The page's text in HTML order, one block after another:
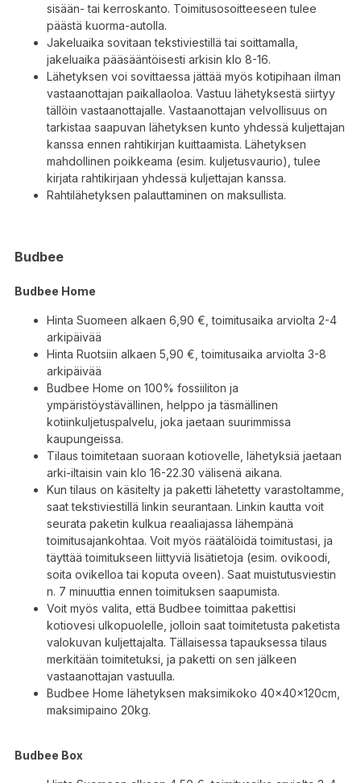
sisään- tai kerroskanto. Toimitusosoitteeseen tulee
päästä kuorma-autolla.
Jakeluaika sovitaan tekstiviestillä tai soittamalla,
jakeluaika pääsääntöisesti arkisin klo 8-16.
Lähetyksen voi sovittaessa jättää myös kotipihaan ilman
vastaanottajan paikallaoloa. Vastuu lähetyksestä siirtyy
tällöin vastaanottajalle. Vastaanottajan velvollisuus on
tarkistaa saapuvan lähetyksen kunto yhdessä kuljettajan
kanssa ennen rahtikirjan kuittaamista. Lähetyksen
mahdollinen poikkeama (esim. kuljetusvaurio), tulee
kirjata rahtikirjaan yhdessä kuljettajan kanssa.
Rahtilähetyksen palauttaminen on maksullista.
Budbee
Budbee Home
Hinta Suomeen alkaen 6,90 €, toimitusaika arviolta 2-4
arkipäivää
Hinta Ruotsiin alkaen 5,90 €, toimitusaika arviolta 3-8
arkipäivää
Budbee Home on 100% fossiiliton ja
ympäristöystävällinen, helppo ja täsmällinen
kotiinkuljetuspalvelu, joka jaetaan suurimmissa
kaupungeissa.
Tilaus toimitetaan suoraan kotiovelle, lähetyksiä jaetaan
arki-iltaisin vain klo 16-22.30 välisenä aikana.
Kun tilaus on käsitelty ja paketti lähetetty varastoltamme,
saat tekstiviestillä linkin seurantaan. Linkin kautta voit
seurata paketin kulkua reaaliajassa lähempänä
toimitusajankohtaa. Voit myös räätälöidä toimitustasi, ja
täyttää toimitukseen liittyviä lisätietoja (esim. ovikoodi,
soita ovikelloa tai koputa oveen). Saat muistutusviestin
n. 7 minuuttia ennen toimituksen saapumista.
Voit myös valita, että Budbee toimittaa pakettisi
kotiovesi ulkopuolelle, jolloin saat toimitetusta paketista
valokuvan kuljettajalta. Tällaisessa tapauksessa tilaus
merkitään toimitetuksi, ja paketti on sen jälkeen
vastaanottajan vastuulla.
Budbee Home lähetyksen maksimikoko 40x40x120cm,
maksimipaino 20kg.
Budbee Box